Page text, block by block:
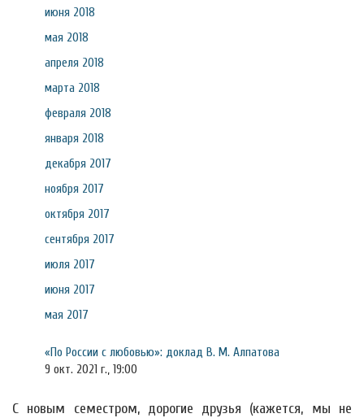
июня 2018
мая 2018
апреля 2018
марта 2018
февраля 2018
января 2018
декабря 2017
ноября 2017
октября 2017
сентября 2017
июля 2017
июня 2017
мая 2017
«По России с любовью»: доклад В. М. Алпатова
9 окт. 2021 г., 19:00
С новым семестром, дорогие друзья (кажется, мы не